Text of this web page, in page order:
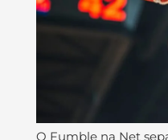
O Fumble na Net